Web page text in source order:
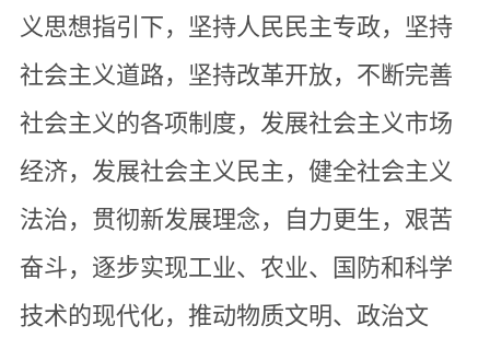
义思想指引下，坚持人民民主专政，坚持
社会主义道路，坚持改革开放，不断完善
社会主义的各项制度，发展社会主义市场
经济，发展社会主义民主，健全社会主义
法治，贯彻新发展理念，自力更生，艰苦
奋斗，逐步实现工业、农业、国防和科学
技术的现代化，推动物质文明、政治文